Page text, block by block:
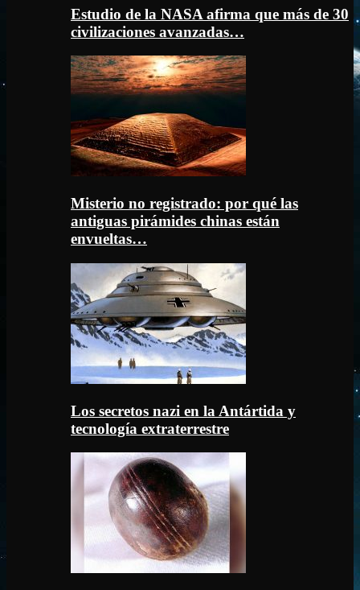
Estudio de la NASA afirma que más de 30
civilizaciones avanzadas…
Misterio no registrado: por qué las
antiguas pirámides chinas están
envueltas…
Los secretos nazi en la Antártida y
tecnología extraterrestre